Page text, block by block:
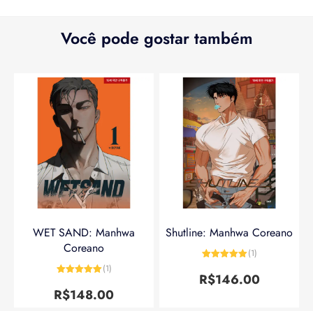
Você pode gostar também
WET SAND: Manhwa
Coreano
de 5
(1)
R$148.00
Shutline: Manhwa Coreano
de 5
(1)
R$146.00